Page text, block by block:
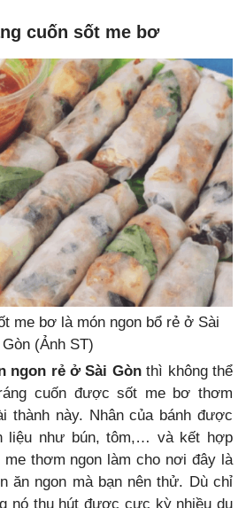
cuốn sốt me bơ
me bơ là món ngon bổ rẻ ở Sài
Gòn (Ảnh ST)
ngon rẻ ở Sài Gònthì không thể
cuốn được sốt me bơ thơm
thành này. Nhân của bánh được
liệu như bún, tôm,… và kết hợp
thơm ngon làm cho nơi đây là
ăn ngon mà bạn nên thử. Dù chỉ
nó thu hút được cực kỳ nhiều du